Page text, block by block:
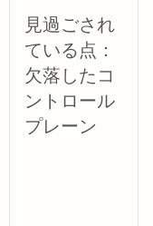
見過ごされ
ている点：
欠落したコ
ントロール
プレーン